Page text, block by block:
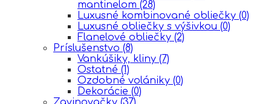
mantinelom (28)
Luxusné kombinované obliečky (0)
Luxusné obliečky s výšivkou (0)
Flanelové obliečky (2)
Príslušenstvo (8)
Vankúšiky, kliny (7)
Ostatné (1)
Ozdobné volániky (0)
Dekorácie (0)